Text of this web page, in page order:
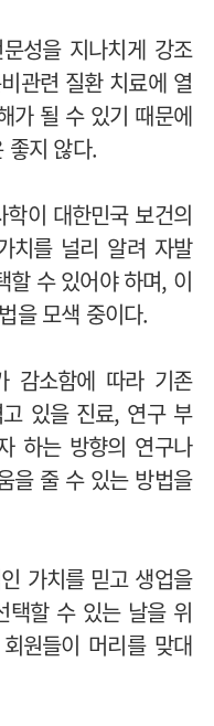
성을 지나치게 강조
관련 질환 치료에 열
가 될 수 있기 때문에
좋지 않다.
이 대한민국 보건의
치를 널리 알려 자발
할 수 있어야 하며, 이
을 모색 중이다.
감소함에 따라 기존
있을 진료, 연구 부
하는 방향의 연구나
을 줄 수 있는 방법을
가치를 믿고 생업을
택할 수 있는 날을 위
원들이 머리를 맞대